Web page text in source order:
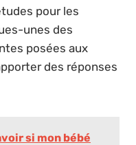
pour les
unes des
posées aux
des réponses
si mon bébé